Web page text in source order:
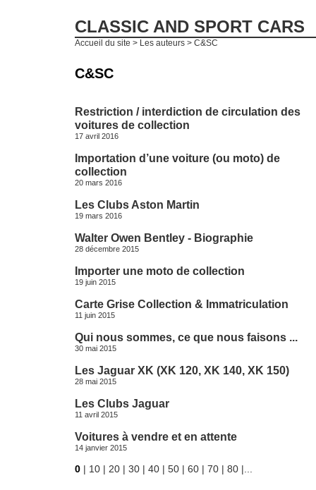
CLASSIC AND SPORT CARS
Accueil du site > Les auteurs > C&SC
C&SC
Restriction / interdiction de circulation des
voitures de collection
17 avril 2016
Importation d’une voiture (ou moto) de
collection
20 mars 2016
Les Clubs Aston Martin
19 mars 2016
Walter Owen Bentley - Biographie
28 décembre 2015
Importer une moto de collection
19 juin 2015
Carte Grise Collection & Immatriculation
11 juin 2015
Qui nous sommes, ce que nous faisons ...
30 mai 2015
Les Jaguar XK (XK 120, XK 140, XK 150)
28 mai 2015
Les Clubs Jaguar
11 avril 2015
Voitures à vendre et en attente
14 janvier 2015
0 | 10 | 20 | 30 | 40 | 50 | 60 | 70 | 80 |